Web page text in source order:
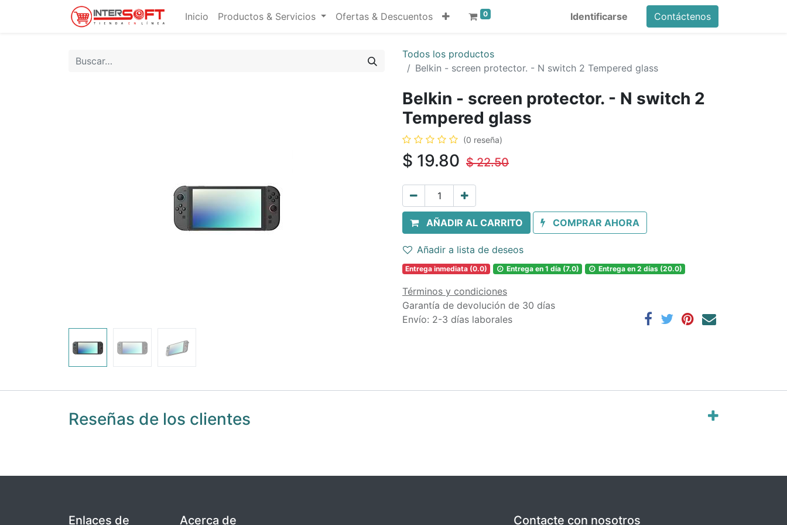
Inicio Productos & Servicios Ofertas & Descuentos 0 Identificarse Contáctenos
Todos los productos
Belkin - screen protector. - N switch 2 Tempered glass
Belkin - screen protector. - N switch 2
Tempered glass
(0 reseña)
$ 19.80 $22.50
AÑADIR AL CARRITO COMPRAR AHORA
Añadir a lista de deseos
Entrega inmediata (0.0) Entrega en 1 día (7.0) Entrega en 2 días (20.0)
Términos y condiciones
Garantía de devolución de 30 días
Envío: 2-3 días laborales
Reseñas de los clientes
Enlaces de Acerca de Contacte con nosotros